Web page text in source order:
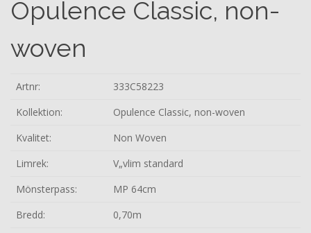
Opulence Classic, non-
woven
Artnr:
333C58223
Kollektion:
Opulence Classic, non-woven
Kvalitet:
Non Woven
Limrek:
V„vlim standard
Mönsterpass:
MP 64cm
Bredd:
0,70m